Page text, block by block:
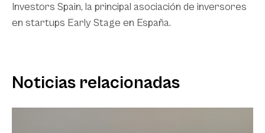
Investors Spain, la principal asociación de inversores
en startups Early Stage en España.
Noticias relacionadas